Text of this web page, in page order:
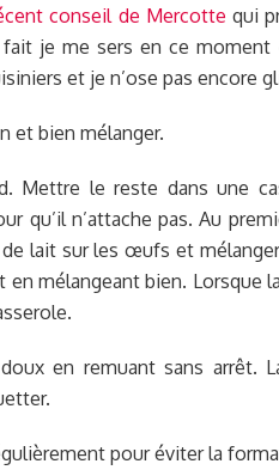
conseil de Mercottequi
fait je me sers en ce moment
et je n’ose pas encore
et bien mélanger.
Mettre le reste dans une
qu’il n’attache pas. Au
lait sur les œufs et
mélangeant bien. Lorsque
en remuant sans arrêt.
pour éviter la